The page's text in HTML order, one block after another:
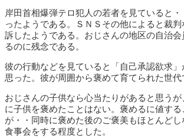
岸田首相爆弾テロ犯人の若者を見ていると
ったようである。ＳＮＳその他によると裁
訴したようである。おじさんの地区の自治
るのに残念である。
彼の行動などを見ていると「自己承認欲求」
思った。彼が周囲から褒めて育てられた世代
おじさんの子供なら心当たりがあると思う
に子供を褒めたことはない。褒めるに値する
が・・同時に褒めた後のご褒美もほとんど
食事会をする程度とした。